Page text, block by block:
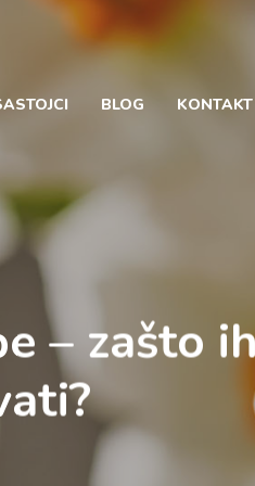
BLOG KONTAKT
– zašto